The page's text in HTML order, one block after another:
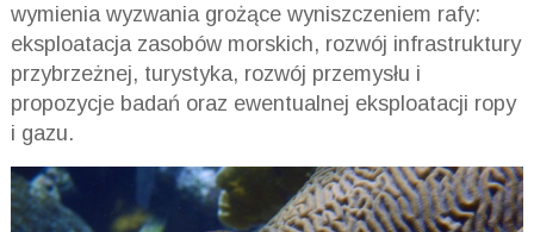
wymienia wyzwania grożące wyniszczeniem rafy:
eksploatacja zasobów morskich, rozwój infrastruktury
przybrzeżnej, turystyka, rozwój przemysłu i
propozycje badań oraz ewentualnej eksploatacji ropy
i gazu.